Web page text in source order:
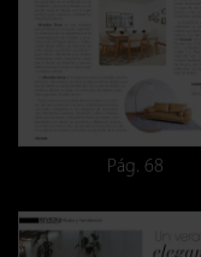
Pág. 68